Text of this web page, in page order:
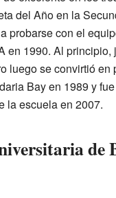
del Año en la
probarse con el
en 1990. Al principio,
luego se convirtió en
Bay en 1989 y
la escuela en 2007.
de